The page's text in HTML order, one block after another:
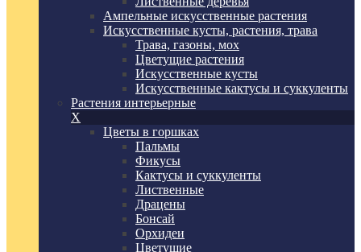
Ампельные искусственные растения
Искусственные кусты, растения, трава
Трава, газоны, мох
Цветущие растения
Искусственные кусты
Искусственные кактусы и суккуленты
Растения интерьерные
X
Цветы в горшках
Пальмы
Фикусы
Кактусы и суккуленты
Лиственные
Драцены
Бонсай
Орхидеи
Цветущие